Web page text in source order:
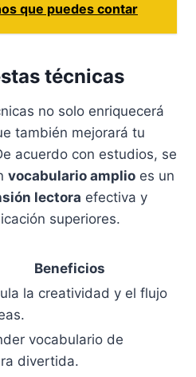
que puedes contar
técnicas
no solo enriquecerá
también mejorará tu
acuerdo con estudios, se
vocabulario amplio es un
lectora efectiva y
superiores.
Beneficios
la creatividad y el flujo
vocabulario de
divertida.